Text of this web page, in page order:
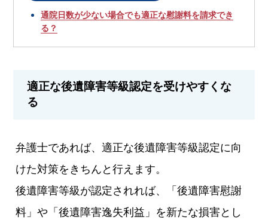
通院日数が少ない場合でも適正な慰謝料を請求でき
る？
適正な後遺障害等級認定を受けやすくな
る
弁護士であれば、適正な後遺障害等級認定に向
けた対策をきちんと行えます。
後遺障害等級が認定されれば、「後遺障害慰謝
料」や「後遺障害逸失利益」を新たな損害とし